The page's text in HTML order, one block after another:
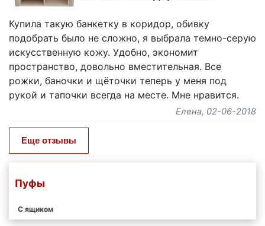
Пуфы
С ящиком
Купила такую банкетку в коридор, обивку
подобрать было не сложно, я выбрала темно-серую
искусственную кожу. Удобно, экономит
пространство, довольно вместительная. Все
рожки, баночки и щёточки теперь у меня под
рукой и тапочки всегда на месте. Мне нравится.
Елена, 02-06-2018
Еще отзывы